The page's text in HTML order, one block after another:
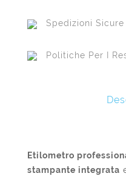
Spedizioni Sicure
Politiche Per I
Etilometro
stampante integrata